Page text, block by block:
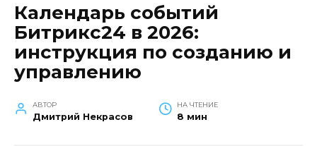
Календарь событий
Битрикс24 в 2026:
инструкция по созданию и
управлению
АВТОР
Дмитрий Некрасов
НА ЧТЕНИЕ
8 мин